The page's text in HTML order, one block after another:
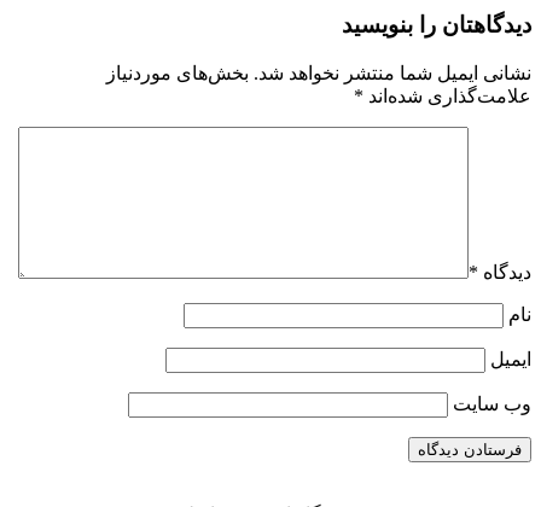
دیدگاهتان را بنویسید
نشانی ایمیل شما منتشر نخواهد شد. بخش‌های موردنیاز
علامت‌گذاری شده‌اند *
دیدگاه *
نام
ایمیل
وب‌ سایت